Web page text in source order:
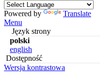
Powered by
Translate
Menu
Język strony
polski
english
Dostępność
Wersja kontrastowa